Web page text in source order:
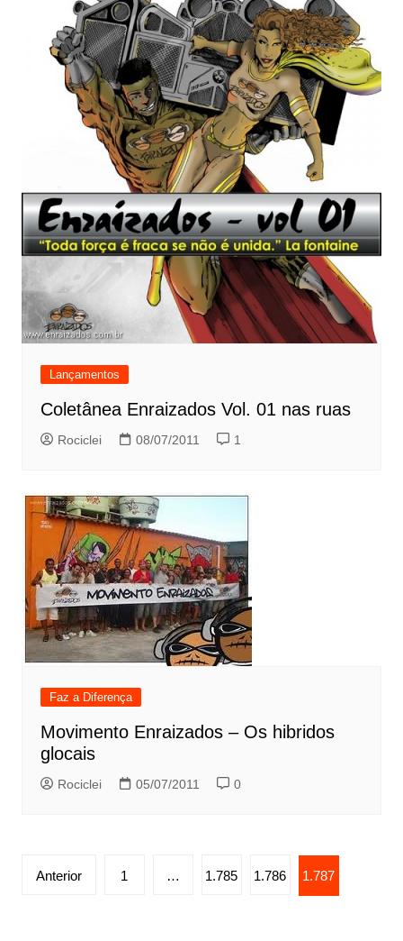
Lançamentos
Coletânea Enraizados Vol. 01 nas ruas
Rociclei 08/07/2011 1
Faz a Diferença
Movimento Enraizados – Os hibridos
glocais
Rociclei 05/07/2011 0
Paginação
Anterior 1 … 1.785 1.786 1.787